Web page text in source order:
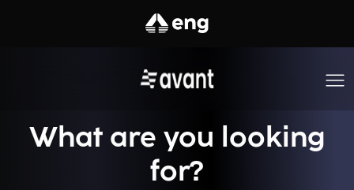
What are you looking
for?